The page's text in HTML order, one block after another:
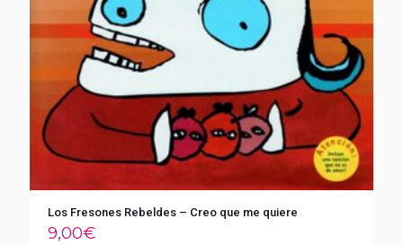
Los Fresones Rebeldes – Creo que me quiere
9,00€